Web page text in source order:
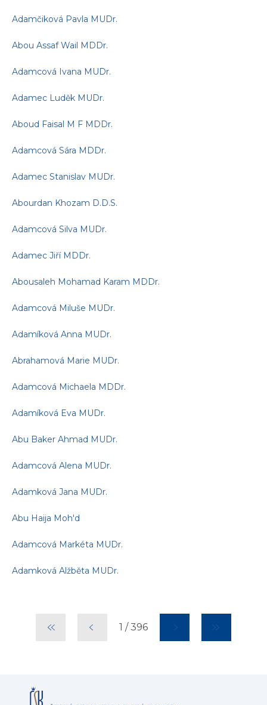
Adamčiková Pavla MUDr.
Abou Assaf Wail MDDr.
Adamcová Ivana MUDr.
Adamec Luděk MUDr.
Aboud Faisal M F MDDr.
Adamcová Sára MDDr.
Adamec Stanislav MUDr.
Abourdan Khozam D.D.S.
Adamcová Silva MUDr.
Adamec Jiří MDDr.
Abousaleh Mohamad Karam MDDr.
Adamcová Miluše MUDr.
Adamíková Anna MUDr.
Abrahamová Marie MUDr.
Adamcová Michaela MDDr.
Adamíková Eva MUDr.
Abu Baker Ahmad MUDr.
Adamcová Alena MUDr.
Adamková Jana MUDr.
Abu Haija Moh'd
Adamcová Markéta MUDr.
Adamková Alžběta MUDr.
1 /396